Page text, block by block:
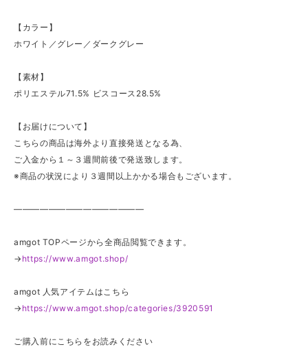
【カラー】
ホワイト／グレー／ダークグレー
【素材】
ポリエステル71.5% ビスコース28.5%
【お届けについて】
こちらの商品は海外より直接発送となる為、
ご入金から１～３週間前後で発送致します。
※商品の状況により３週間以上かかる場合もございます。
———————————————
amgot TOPページから全商品閲覧できます。
→ https://www.amgot.shop/
amgot 人気アイテムはこちら
→ https://www.amgot.shop/categories/3920591
ご購入前にこちらをお読みください